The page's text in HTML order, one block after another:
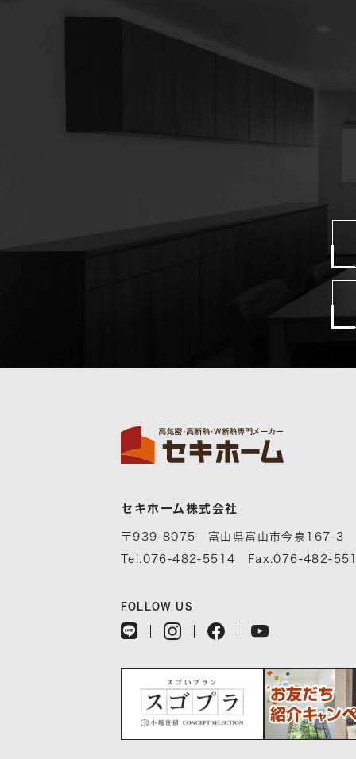
セキホーム株式会社
〒939-8075 富山県富山市今泉167-3
Tel.076-482-5514 Fax.076-482-
FOLLOW US